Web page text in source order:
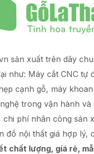
sản xuất trên dây
như: Máy cắt CNC tự
cạnh gỗ, máy
trong vận hành và
chi phí nhân công sản
đồ nội thất giá hợp lý,
chất lượng, giá rẻ,